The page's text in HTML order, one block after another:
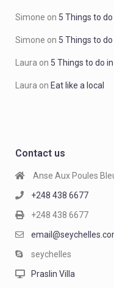
Simone on 5 Things to
Simone on 5 Things to
Laura on 5 Things to do
Laura on Eat like a local
Contact us
Anse Aux Poules
+248 438 6677
+248 438 6677
seychelles
Praslin Villa